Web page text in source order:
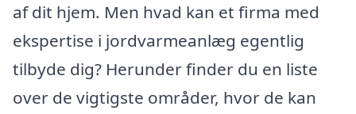
af dit hjem. Men hvad kan et firma med
ekspertise i jordvarmeanlæg egentlig
tilbyde dig? Herunder finder du en liste
over de vigtigste områder, hvor de kan